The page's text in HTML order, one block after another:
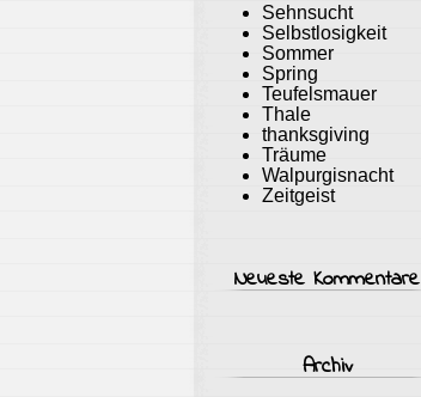
Sehnsucht
Selbstlosigkeit
Sommer
Spring
Teufelsmauer
Thale
thanksgiving
Träume
Walpurgisnacht
Zeitgeist
Neueste Kommentare
Archiv